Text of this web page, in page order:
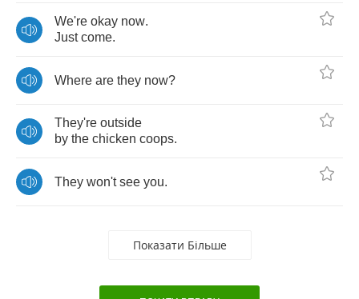
We're okay now.
Just come.
Where are they now?
They're outside
by the chicken coops.
They won't see you.
Показати Більше